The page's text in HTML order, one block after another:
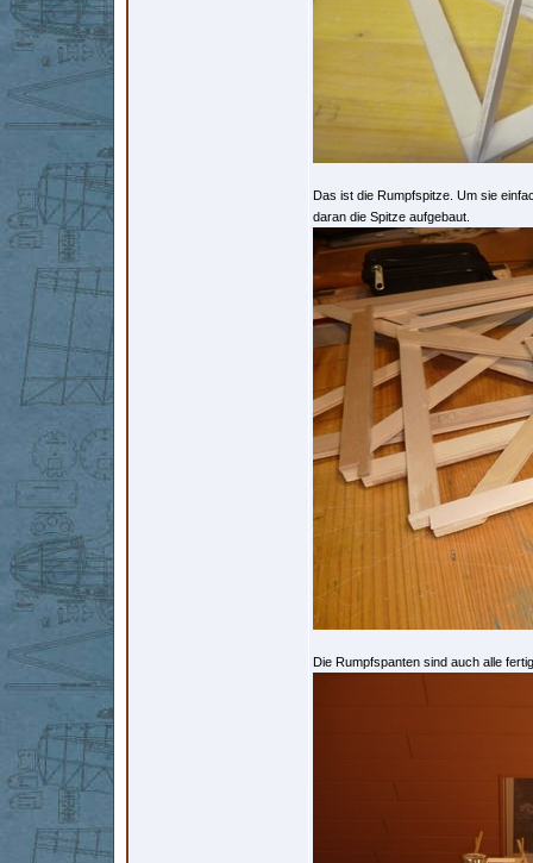
Das ist die Rumpfspitze. Um sie
daran die Spitze aufgebaut.
Die Rumpfspanten sind auch alle